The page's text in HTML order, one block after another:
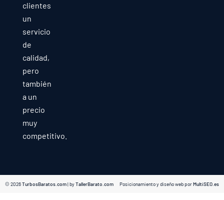
clientes
un
servicio
de
calidad,
pero
también
a un
precio
muy
competitivo.
© 2026TurbosBaratos.com| byTallerBarato.com Posicionamiento y diseño web porMultiSEO.es